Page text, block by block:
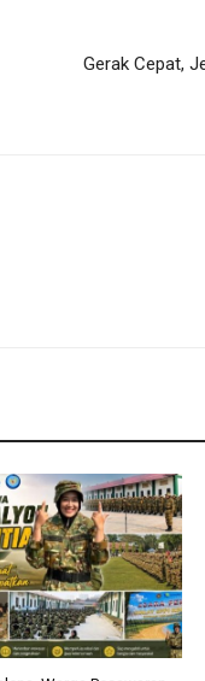
Gerak Cepat,